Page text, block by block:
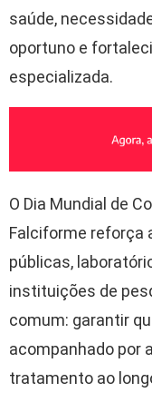
saúde,
oportuno e
especializada.
O Dia Mundial de
Falciforme reforça
públicas,
instituições de
comum: garantir
acompanhado por
tratamento ao